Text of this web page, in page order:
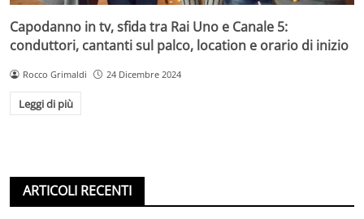
Capodanno in tv, sfida tra Rai Uno e Canale 5:
conduttori, cantanti sul palco, location e orario di inizio
Rocco Grimaldi 24 Dicembre 2024
Leggi di più
ARTICOLI RECENTI